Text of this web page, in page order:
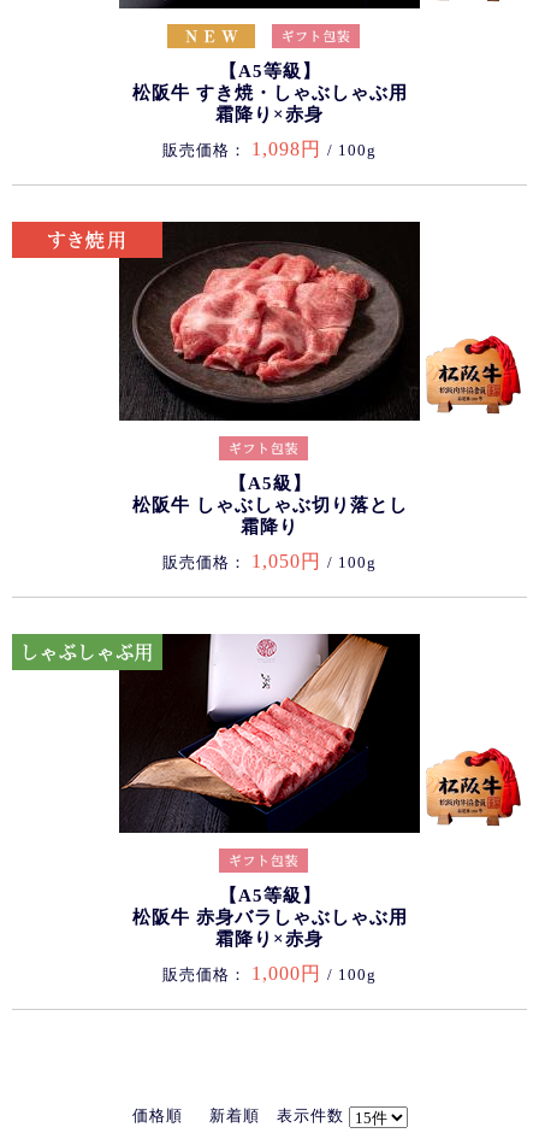
【A5等級】
松阪牛 すき焼・しゃぶしゃぶ用
霜降り×赤身
販売価格： 1,098円 / 100g
【A5級】
松阪牛 しゃぶしゃぶ切り落とし
霜降り
販売価格： 1,050円 / 100g
【A5等級】
松阪牛 赤身バラしゃぶしゃぶ用
霜降り×赤身
販売価格： 1,000円 / 100g
価格順 新着順 表示件数